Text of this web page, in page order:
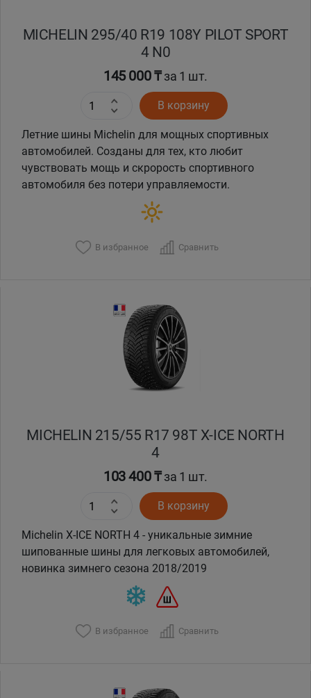
MICHELIN 295/40 R19 108Y PILOT SPORT
4 N0
145 000 ₸за 1 шт.
В корзину
Летние шины Michelin для мощных спортивных
автомобилей. Созданы для тех, кто любит
чувствовать мощь и скрорость спортивного
автомобиля без потери управляемости.
В избранное Сравнить
MICHELIN 215/55 R17 98T X-ICE NORTH
4
103 400 ₸за 1 шт.
В корзину
Michelin X-ICE NORTH 4 - уникальные зимние
шипованные шины для легковых автомобилей,
новинка зимнего сезона 2018/2019
В избранное Сравнить